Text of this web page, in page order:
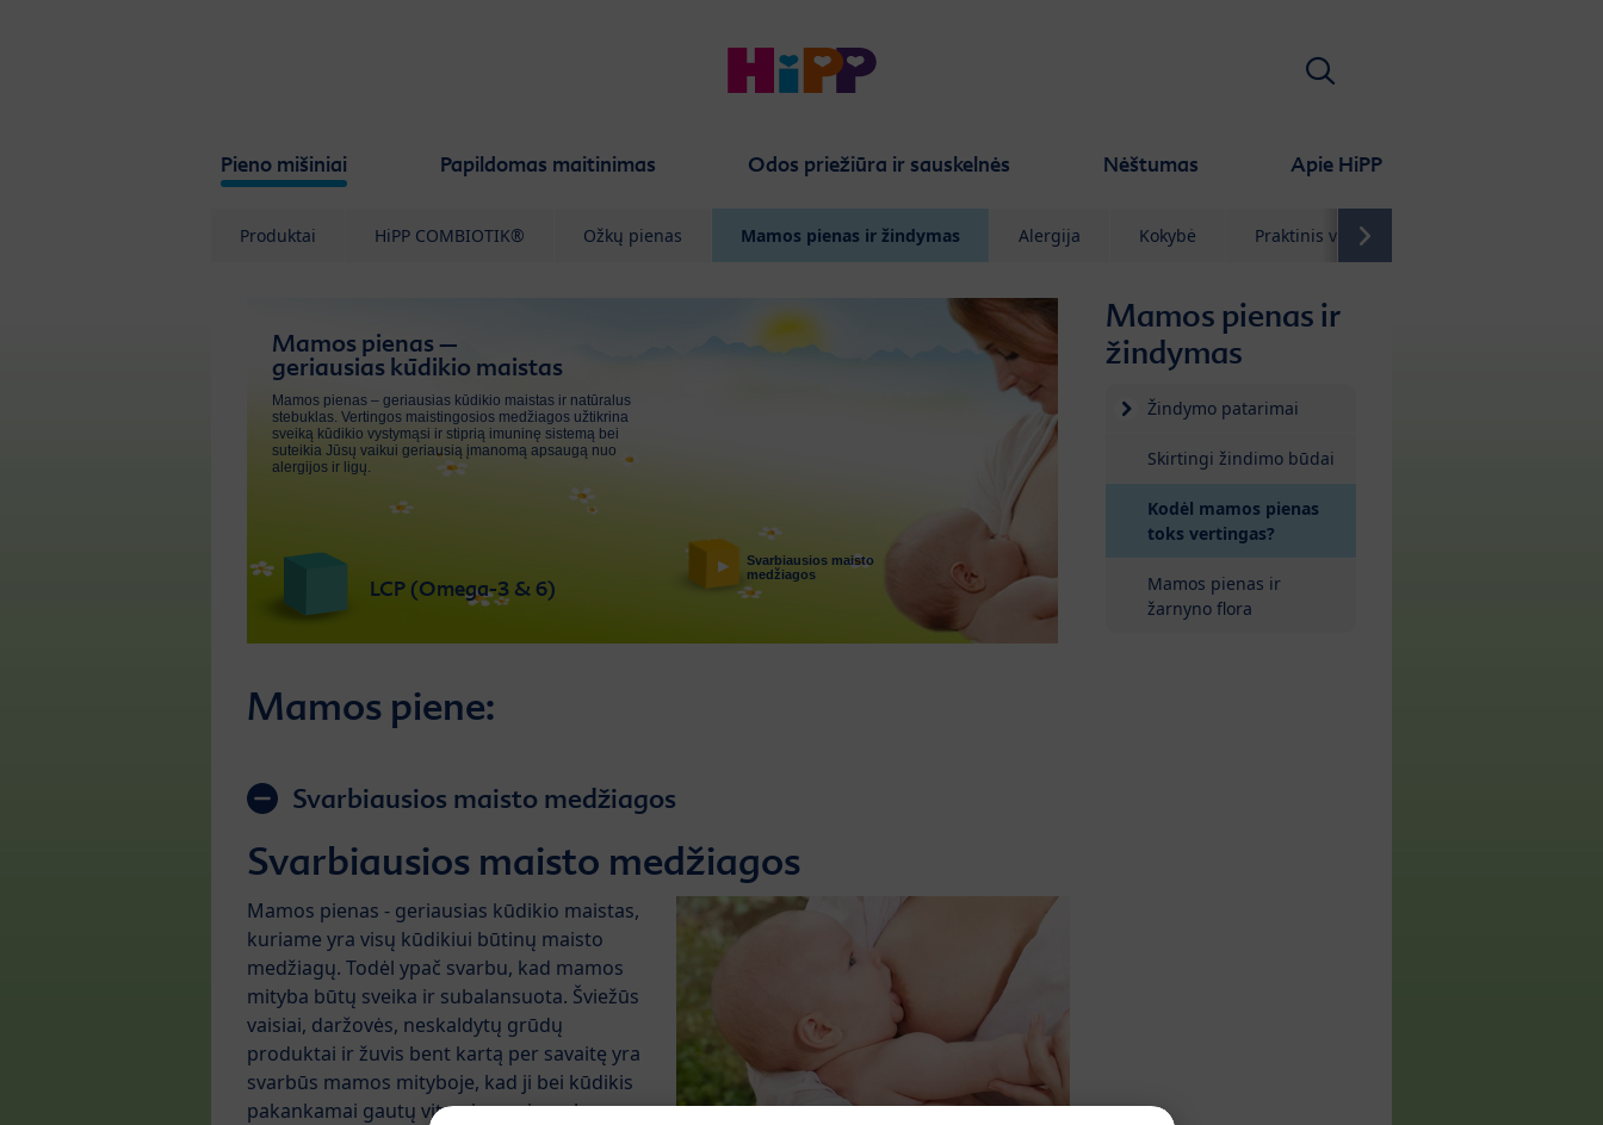
Pieno mišiniai Papildomas maitinimas Odos priežiūra ir sauskelnės Nėštumas Apie HiPP
Ieškoti
Produktai HiPP COMBIOTIK® Ožkų pienas Mamos pienas ir žindymas Alergija Kokybė Praktinis vadovas
Mamos piene:
Svarbiausios maisto medžiagos
Svarbiausios maisto medžiagos
Mamos pienas - geriausias kūdikio maistas,
kuriame yra visų kūdikiui būtinų maisto
medžiagų. Todėl ypač svarbu, kad mamos
mityba būtų sveika ir subalansuota. Šviežūs
vaisiai, daržovės, neskaldytų grūdų
produktai ir žuvis bent kartą per savaitę yra
svarbūs mamos mityboje, kad ji bei kūdikis
pakankamai gautų vitaminų, mineralų,
Mamos pienas ir
žindymas
Žindymo patarimai
Skirtingi žindimo būdai
Kodėl mamos pienas
toks vertingas?
Mamos pienas ir
žarnyno flora